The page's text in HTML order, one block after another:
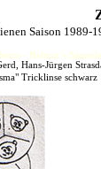
Saison 1989-
- Helmut´s
Hans-Jürgen
Tricklinse schwarz